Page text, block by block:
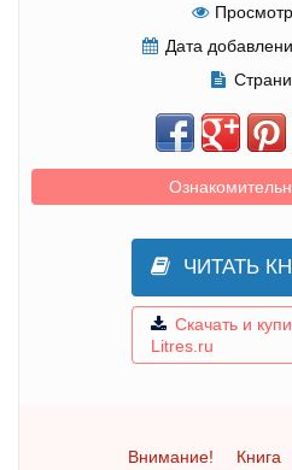
Дата
ЧИТАТЬ
Скачать и
Litres.ru
Внимание!